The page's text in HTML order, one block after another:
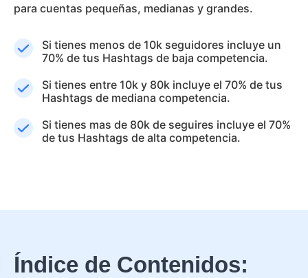
para cuentas pequeñas, medianas y grandes.
Si tienes menos de 10k seguidores incluye un
70% de tus Hashtags de baja competencia.
Si tienes entre 10k y 80k incluye el 70% de tus
Hashtags de mediana competencia.
Si tienes mas de 80k de seguires incluye el 70%
de tus Hashtags de alta competencia.
Índice de Contenidos: